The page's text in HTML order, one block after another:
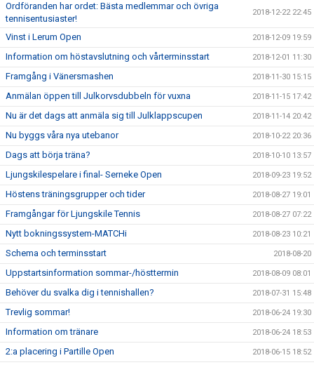
Ordföranden har ordet: Bästa medlemmar och övriga
tennisentusiaster!
2018-12-22 22:45
Vinst i Lerum Open 2018-12-09 19:59
Information om höstavslutning och vårterminsstart 2018-12-01 11:30
Framgång i Vänersmashen 2018-11-30 15:15
Anmälan öppen till Julkorvsdubbeln för vuxna 2018-11-15 17:42
Nu är det dags att anmäla sig till Julklappscupen 2018-11-14 20:42
Nu byggs våra nya utebanor 2018-10-22 20:36
Dags att börja träna? 2018-10-10 13:57
Ljungskilespelare i final- Serneke Open 2018-09-23 19:52
Höstens träningsgrupper och tider 2018-08-27 19:01
Framgångar för Ljungskile Tennis 2018-08-27 07:22
Nytt bokningssystem-MATCHi 2018-08-23 10:21
Schema och terminsstart 2018-08-20
Uppstartsinformation sommar-/hösttermin 2018-08-09 08:01
Behöver du svalka dig i tennishallen? 2018-07-31 15:48
Trevlig sommar! 2018-06-24 19:30
Information om tränare 2018-06-24 18:53
2:a placering i Partille Open 2018-06-15 18:52